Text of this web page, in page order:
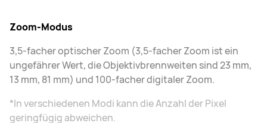
Zoom-Modus
3,5-facher optischer Zoom (3,5-facher Zoom ist ein
ungefährer Wert, die Objektivbrennweiten sind 23 mm,
13 mm, 81 mm) und 100-facher digitaler Zoom.
*In verschiedenen Modi kann die Anzahl der Pixel
geringfügig abweichen.